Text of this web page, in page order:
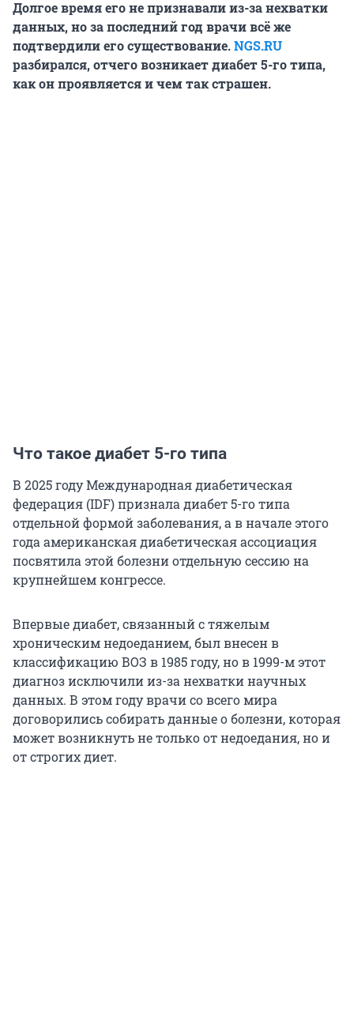
Долгое время его не признавали из-за нехватки
данных, но за последний год врачи всё же
подтвердили его существование.NGS.RU
разбирался, отчего возникает диабет 5-го типа,
как он проявляется и чем так страшен.
Что такое диабет 5-го типа
В 2025 году Международная диабетическая
федерация (IDF) признала диабет 5-го типа
отдельной формой заболевания, а в начале этого
года американская диабетическая ассоциация
посвятила этой болезни отдельную сессию на
крупнейшем конгрессе.
Впервые диабет, связанный с тяжелым
хроническим недоеданием, был внесен в
классификацию ВОЗ в 1985 году, но в 1999-м этот
диагноз исключили из-за нехватки научных
данных. В этом году врачи со всего мира
договорились собирать данные о болезни, которая
может возникнуть не только от недоедания, но и
от строгих диет.